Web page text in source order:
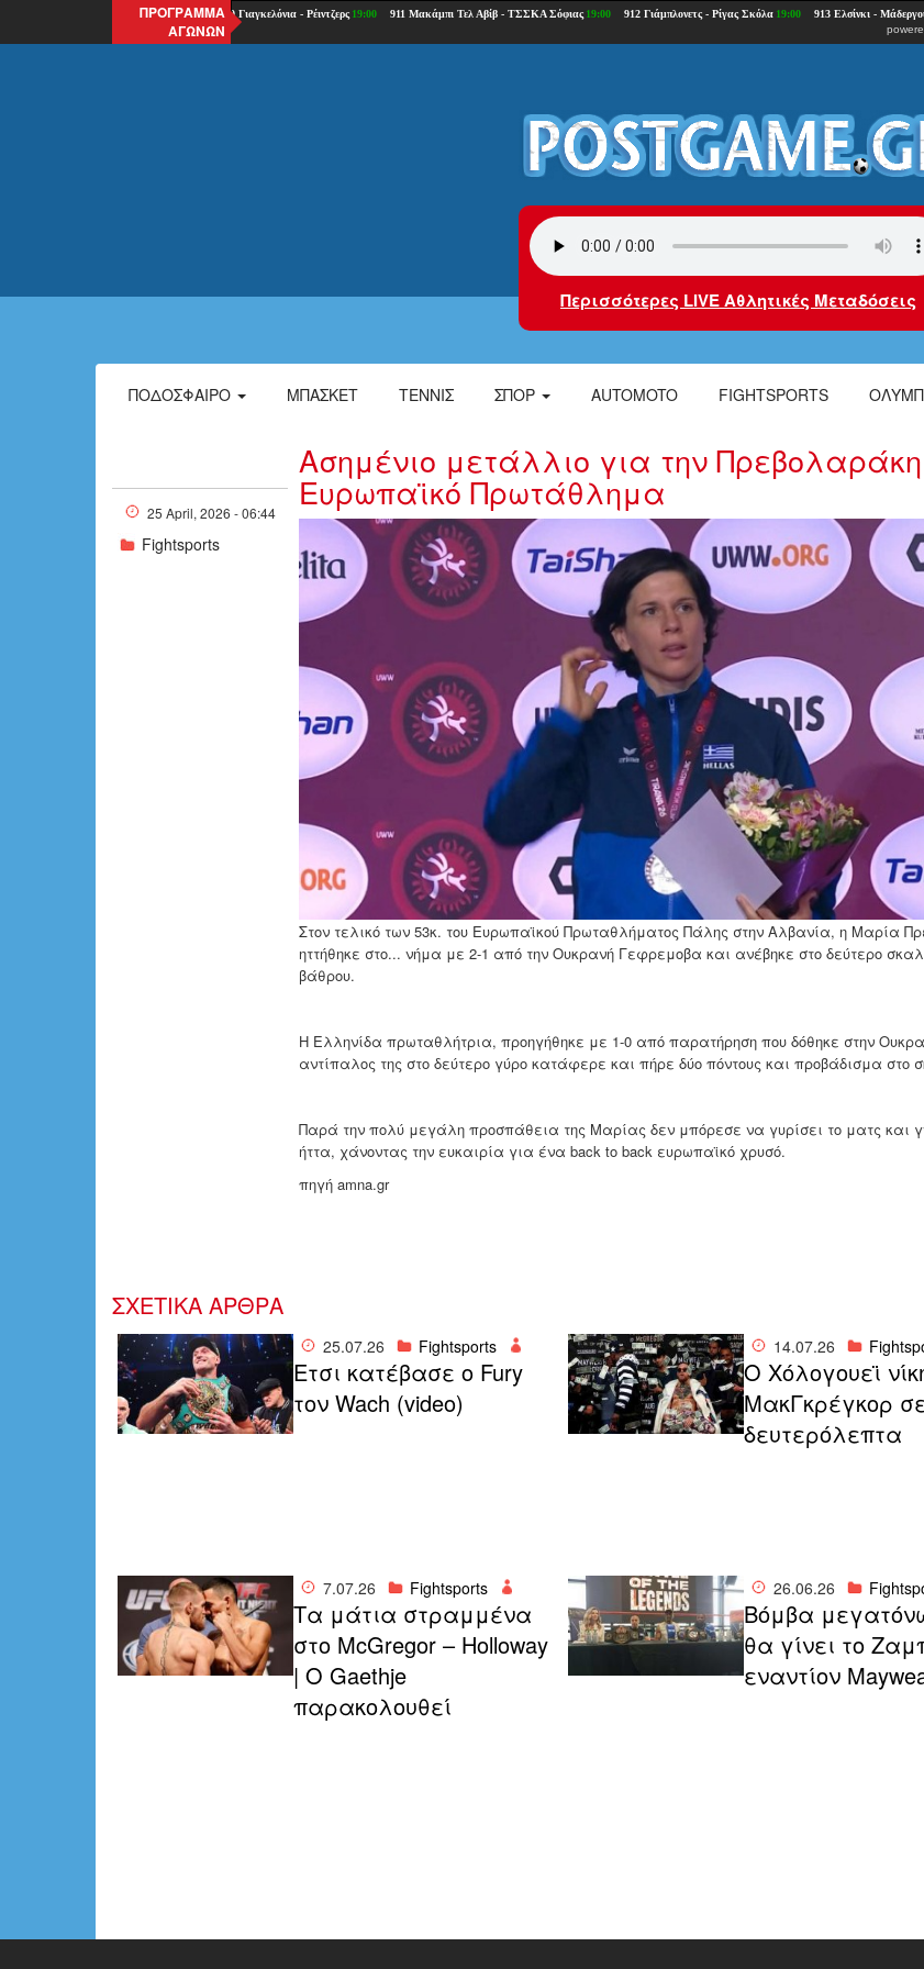
ΠΡΟΓΡΑΜΜΑ
ΑΓΩΝΩΝ
Περισσότερες LIVE Αθλητικές Μεταδόσεις
ΠΟΔΌΣΦΑΙΡΟ ΜΠΆΣΚΕΤ ΤΈΝΝΙΣ ΣΠΟΡ AUTOMOTO FIGHTSPORTS
25 April, 2026 - 06:44
Fightsports
Ασημένιο μετάλλιο για την
Ευρωπαϊκό Πρωτάθλημα
w24-
Στον τελικό των 53κ. του Ευρωπαϊκού Πρωταθλήματος Πάλης στην Αλβανία, η Μαρία
ηττήθηκε στο... νήμα με 2-1 από την Ουκρανή Γεφρεμοβα και ανέβηκε στο δεύτερο
βάθρου.
Η Ελληνίδα πρωταθλήτρια, προηγήθηκε με 1-0 από παρατήρηση που δόθηκε στην
αντίπαλος της στο δεύτερο γύρο κατάφερε και πήρε δύο πόντους και προβάδισμα στο
Παρά την πολύ μεγάλη προσπάθεια της Μαρίας δεν μπόρεσε να γυρίσει το ματς και
ήττα, χάνοντας την ευκαιρία για ένα back to back ευρωπαϊκό χρυσό.
πηγή amna.gr
ΣΧΕΤΙΚΑ ΑΡΘΡΑ
25.07.26 Fightsports
Ετσι κατέβασε ο Fury
τον Wach (video)
14.07.26
Ο Χόλογουεϊ
ΜακΓκρέγκορ
δευτερόλεπτα
7.07.26 Fightsports
Τα μάτια στραμμένα
στο McGregor – Holloway
| Ο Gaethje
παρακολουθεί
26.06.26
Βόμβα
θα γίνει το
εναντίον